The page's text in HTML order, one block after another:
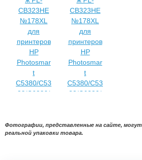
Фотографии, представленные на сайте,
реальной упаковки товара.